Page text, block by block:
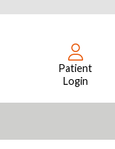
Patient
Login